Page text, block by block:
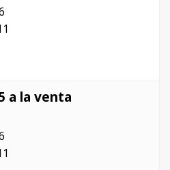
a la venta